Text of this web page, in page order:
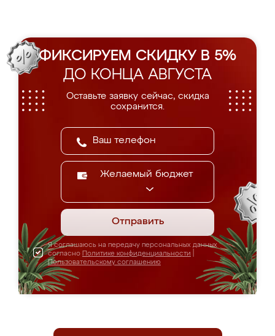
ФИКСИРУЕМ СКИДКУ В 5%
ДО КОНЦА АВГУСТА
Оставьте заявку сейчас, скидка
сохранится.
Желаемый бюджет
Отправить
Я соглашаюсь на передачу персональных данных
согласно Политике конфиденциальности
Пользовательскому соглашению